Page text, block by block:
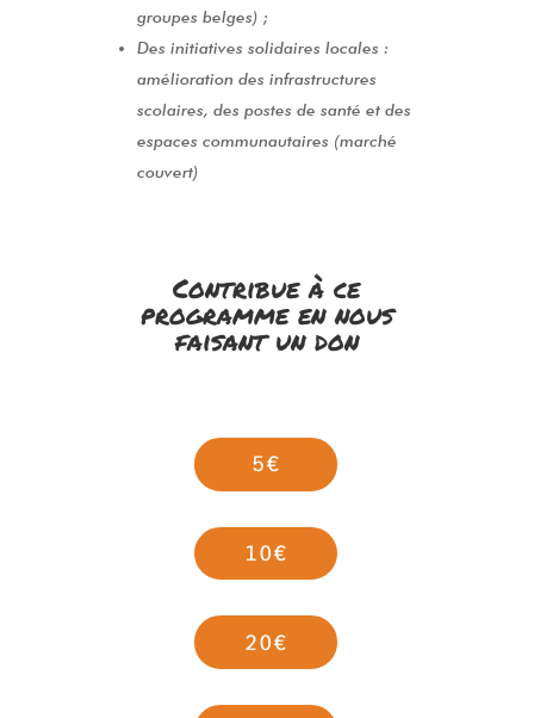
groupes belges) ;
Des initiatives solidaires locales :
amélioration des infrastructures
scolaires, des postes de santé et des
espaces communautaires (marché
couvert)
Contribue à ce
programme en nous
faisant un don
5€
10€
20€